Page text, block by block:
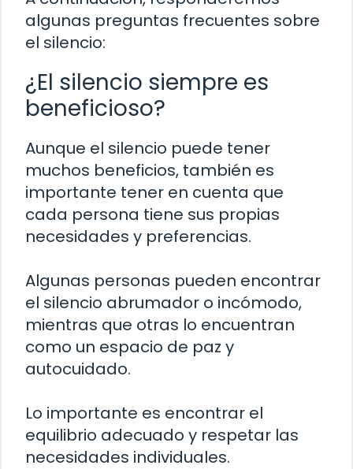
algunas preguntas frecuentes sobre
el silencio:
¿El silencio siempre es
beneficioso?
Aunque el silencio puede tener
muchos beneficios, también es
importante tener en cuenta que
cada persona tiene sus propias
necesidades y preferencias.
Algunas personas pueden encontrar
el silencio abrumador o incómodo,
mientras que otras lo encuentran
como un espacio de paz y
autocuidado.
Lo importante es encontrar el
equilibrio adecuado y respetar las
necesidades individuales.